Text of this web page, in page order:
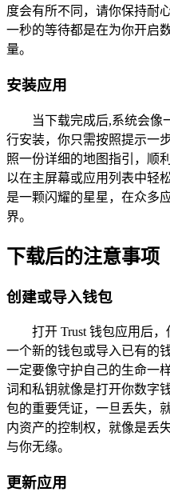
度会有所不同，请你保持耐
一秒的等待都是在为你开启
量。
安装应用
当下载完成后,系统会像
行安装，你只需按照提示一
照一份详细的地图指引，顺
以在主屏幕或应用列表中轻
是一颗闪耀的星星，在众多
界。
下载后的注意事项
创建或导入钱包
打开 Trust 钱包应用后
一个新的钱包或导入已有的
一定要像守护自己的生命一
词和私钥就像是打开你数字
包的重要凭证，一旦丢失，
内资产的控制权，就像是丢
与你无缘。
更新应用